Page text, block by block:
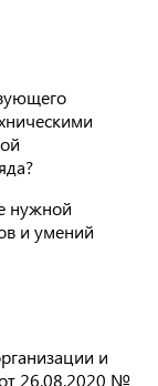
нужной
и умений
и
от 26.08.2020 №